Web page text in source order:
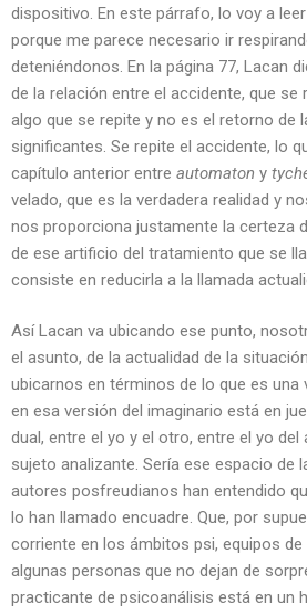
dispositivo. En este párrafo, lo voy a
porque me parece necesario ir
deteniéndonos. En la página 77, Lacan
de la relación entre el accidente, que se
algo que se repite y no es el retorno de
significantes. Se repite el accidente, lo
capítulo anterior entre automaton y
velado, que es la verdadera realidad y
nos proporciona justamente la certeza
de ese artificio del tratamiento que se
consiste en reducirla a la llamada
Así Lacan va ubicando ese punto,
el asunto, de la actualidad de la
ubicarnos en términos de lo que es una
en esa versión del imaginario está en
dual, entre el yo y el otro, entre el yo del
sujeto analizante. Sería ese espacio de
autores posfreudianos han entendido
lo han llamado encuadre. Que, por
corriente en los ámbitos psi, equipos de
algunas personas que no dejan de
practicante de psicoanálisis está en un